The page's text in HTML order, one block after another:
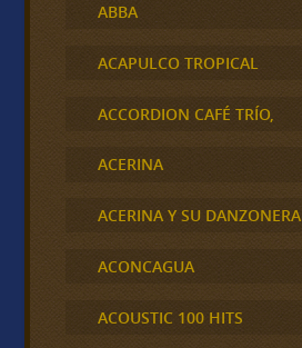
ABBA
ACAPULCO TROPICAL
ACCORDION CAFÉ TRÍO,
ACERINA
ACERINA Y SU DANZONERA
ACONCAGUA
ACOUSTIC 100 HITS